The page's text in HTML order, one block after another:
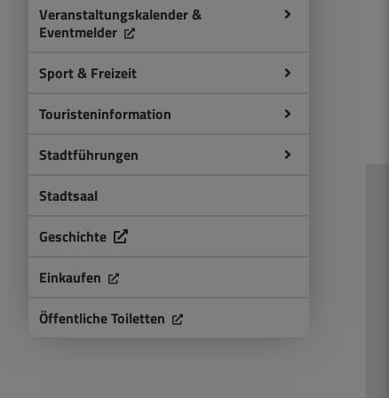
Veranstaltungskalender &
Eventmelder
Sport & Freizeit
Touristeninformation
Stadtführungen
Stadtsaal
Geschichte
Einkaufen
Öffentliche Toiletten